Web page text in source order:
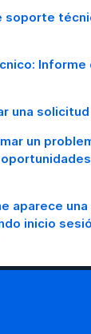
soporte
Informe
una
un
aparece
inicio